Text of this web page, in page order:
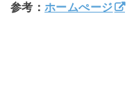
参考：ホームぺージ